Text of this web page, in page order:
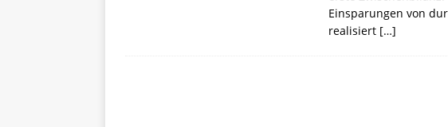
Einsparungen von
realisiert […]